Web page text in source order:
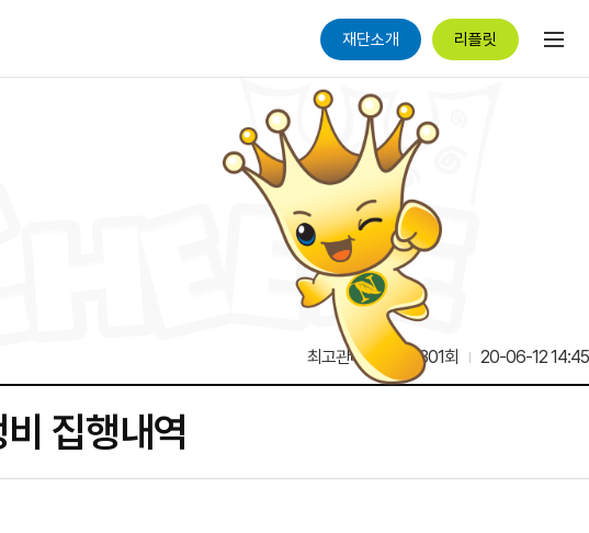
재단소개 리플릿
최고관리자 12,301회 20-06-12 14:45
집행내역